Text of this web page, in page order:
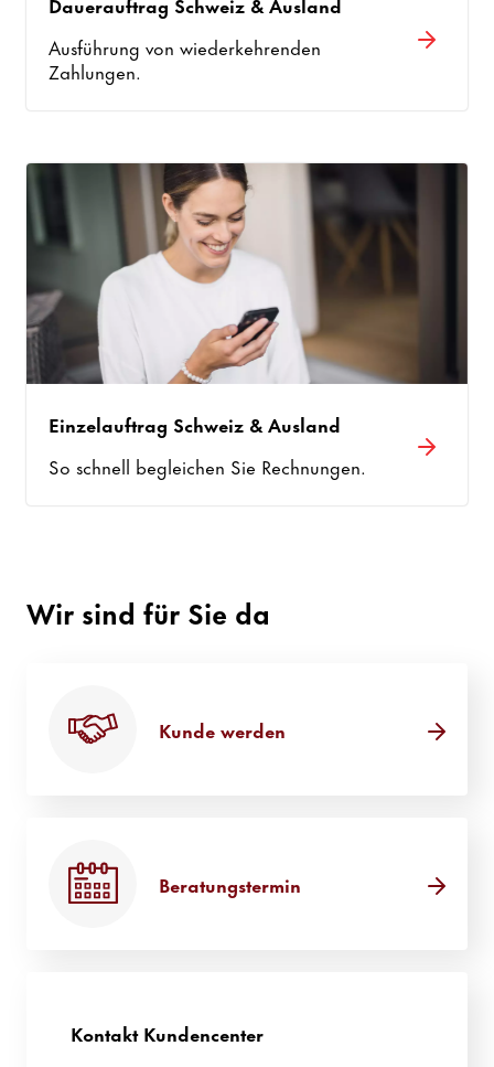
Ausführung von wiederkehrenden
Zahlungen.
Einzelauftrag Schweiz & Ausland
So schnell begleichen Sie Rechnungen.
Wir sind für Sie da
Kunde werden
Beratungstermin
Kontakt Kundencenter